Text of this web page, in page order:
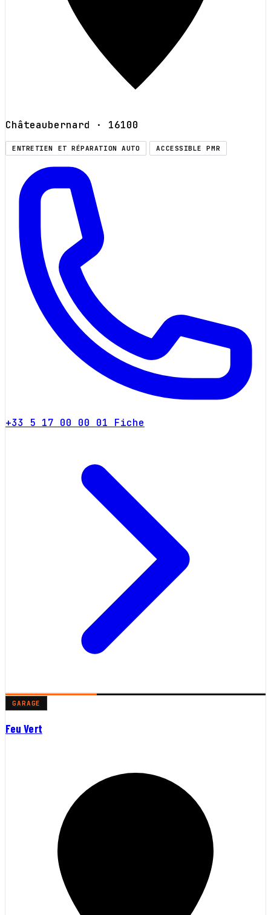
Châteaubernard · 16100
ENTRETIEN ET RÉPARATION AUTO ACCESSIBLE PMR
+33 5 17 00 00 01 Fiche
GARAGE
Feu Vert